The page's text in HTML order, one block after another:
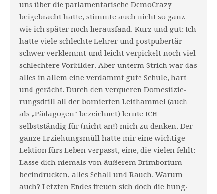
uns über die parlamenta­rische DemoCrazy
beigebracht hatte, stimmte auch nicht so ganz,
wie ich später noch herausfand. Kurz und gut: Ich
hatte viele schlechte Lehrer und postpubertär
schwer verklemmt und leicht verpickelt noch viel
schlechtere Vorbilder. Aber unterm Strich war das
alles in allem eine verdammt gute Schule, hart
und gerächt. Durch den verqueren Domestizie­
rungsdrill all der bornierten Leit­hammel (auch
als „Pädagogen“ bezeichnet) lernte ICH
selbstständig für (nicht an!) mich zu denken. Der
ganze Erziehungsmüll hatte mir eine wichtige
Lektion fürs Leben verpasst, eine, die vielen fehlt:
Lasse dich niemals von äußerem Brimborium
beeindrucken, alles Schall und Rauch. Warum
auch? Letzten Endes freuen sich doch die hung­